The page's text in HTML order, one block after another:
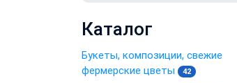
Каталог
Букеты, композиции, свежие
фермерские цветы
42